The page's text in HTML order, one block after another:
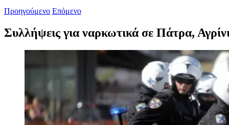
Προηγούμενο Επόμενο
Συλλήψεις για ναρκωτικά σε Πάτρα,
εικόνας